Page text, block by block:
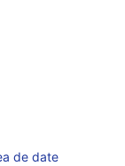
de date